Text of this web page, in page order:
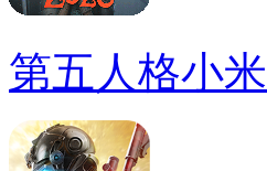
第五人格小